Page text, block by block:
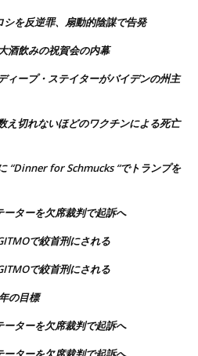
シを反逆罪、扇動的陰謀で告発
酒飲みの祝賀会の内幕
ィープ・ステイターがバイデンの州主
え切れないほどのワクチンによる死亡
“Dinner for Schmucks “でトランプを
ーターを欠席裁判で起訴へ
で絞首刑にされる
で絞首刑にされる
の目標
ーターを欠席裁判で起訴へ